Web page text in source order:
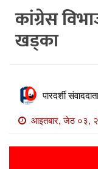
प्रमुख
खबर
समाचार
खबर
माडी
कांग्रेस
खड्का
पारदर्शी संवाददाता
आइतबार, जेठ ०३,